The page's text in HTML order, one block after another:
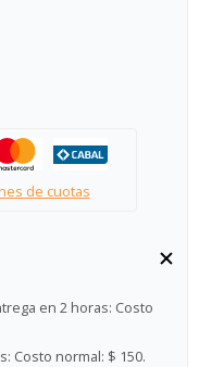
de cuotas
en 2 horas: Costo
Costo normal: $ 150.